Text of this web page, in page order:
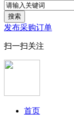
搜索
发布采购订单
扫一扫关注
首页